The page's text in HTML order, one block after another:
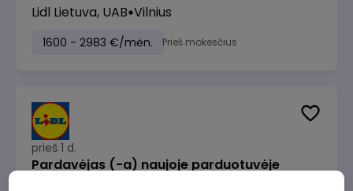
Lidl Lietuva, UAB Vilnius
1600 - 2983 €/mėn. Prieš mokesčius
prieš 1 d.
Pardavėjas (-a) naujoje parduotuvėje